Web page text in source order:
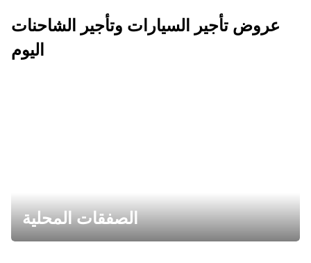
عروض تأجير السيارات وتأجير الشاحنات
اليوم
الصفقات المحلية